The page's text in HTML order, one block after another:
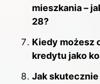
mieszkania –
28?
Kiedy możesz
kredytu jako
Jak